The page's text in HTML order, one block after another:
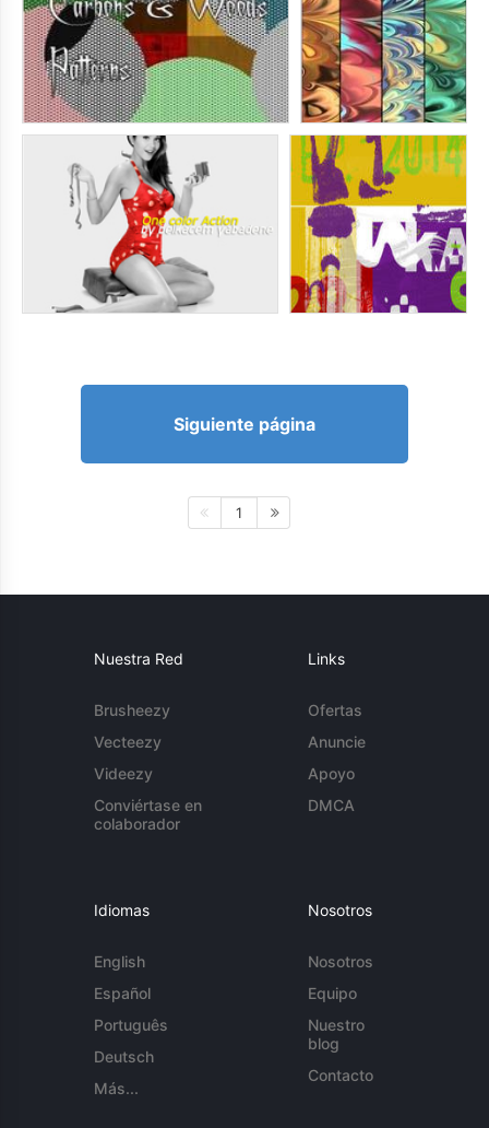
Siguiente página
1
Nuestra Red
Brusheezy
Vecteezy
Videezy
Conviértase en
colaborador
Links
Ofertas
Anuncie
Apoyo
DMCA
Idiomas
English
Español
Português
Deutsch
Más...
Nosotros
Nosotros
Equipo
Nuestro
blog
Contacto